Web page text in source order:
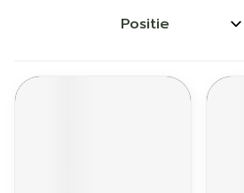
Sorteer op: